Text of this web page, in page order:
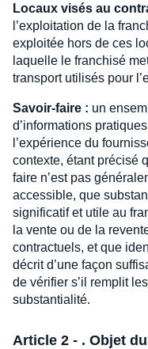
Locaux visés au
l’exploitation de la
exploitée hors de ces
laquelle le franchisé
transport utilisés pour
Savoir-faire : un
d’informations
l’expérience du
contexte, étant précisé
faire n’est pas
accessible, que
significatif et utile au
la vente ou de la
contractuels, et que
décrit d’une façon
de vérifier s’il remplit
substantialité.
Article 2 - . Objet